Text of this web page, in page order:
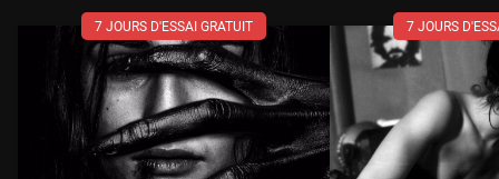
7 JOURS D'ESSAI GRATUIT 7 JOURS